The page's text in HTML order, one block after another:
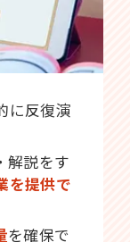
に反復演
解説をす
を提供で
を確保で